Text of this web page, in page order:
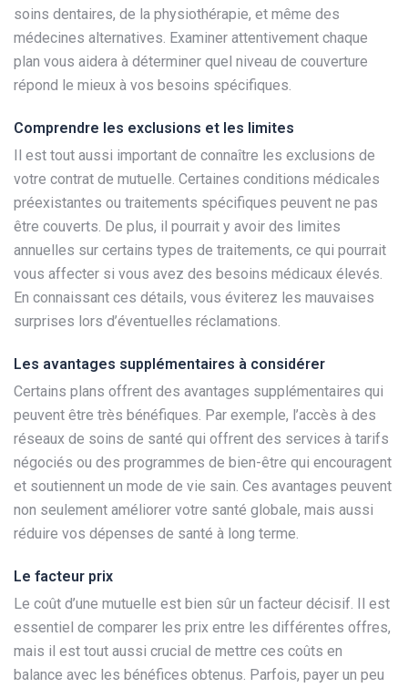
soins dentaires, de la physiothérapie, et même des
médecines alternatives. Examiner attentivement chaque
plan vous aidera à déterminer quel niveau de couverture
répond le mieux à vos besoins spécifiques.
Comprendre les exclusions et les limites
Il est tout aussi important de connaître les exclusions de
votre contrat de mutuelle. Certaines conditions médicales
préexistantes ou traitements spécifiques peuvent ne pas
être couverts. De plus, il pourrait y avoir des limites
annuelles sur certains types de traitements, ce qui pourrait
vous affecter si vous avez des besoins médicaux élevés.
En connaissant ces détails, vous éviterez les mauvaises
surprises lors d’éventuelles réclamations.
Les avantages supplémentaires à considérer
Certains plans offrent des avantages supplémentaires qui
peuvent être très bénéfiques. Par exemple, l’accès à des
réseaux de soins de santé qui offrent des services à tarifs
négociés ou des programmes de bien-être qui encouragent
et soutiennent un mode de vie sain. Ces avantages peuvent
non seulement améliorer votre santé globale, mais aussi
réduire vos dépenses de santé à long terme.
Le facteur prix
Le coût d’une mutuelle est bien sûr un facteur décisif. Il est
essentiel de comparer les prix entre les différentes offres,
mais il est tout aussi crucial de mettre ces coûts en
balance avec les bénéfices obtenus. Parfois, payer un peu